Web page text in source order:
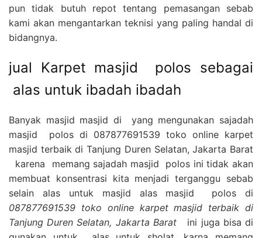
pun tidak butuh repot tentang pemasangan sebab
kami akan mengantarkan teknisi yang paling handal di
bidangnya.
jual Karpet masjid polos sebagai
alas untuk ibadah ibadah
Banyak masjid masjid di yang mengunakan sajadah
masjid polos di 087877691539 toko online karpet
masjid terbaik di Tanjung Duren Selatan, Jakarta Barat
karena memang sajadah masjid polos ini tidak akan
membuat konsentrasi kita menjadi terganggu sebab
selain alas untuk masjid alas masjid polos di
087877691539 toko online karpet masjid terbaik di
Tanjung Duren Selatan, Jakarta Barat
ini juga bisa di